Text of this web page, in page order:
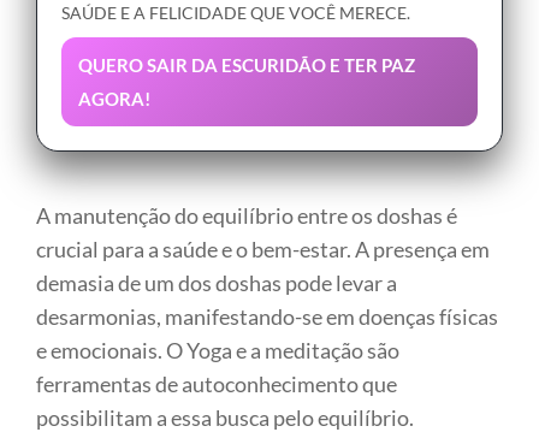
SAÚDE E A FELICIDADE QUE VOCÊ MERECE.
QUERO SAIR DA ESCURIDÃO E TER PAZ
AGORA!
A manutenção do equilíbrio entre os doshas é
crucial para a saúde e o bem-estar. A presença em
demasia de um dos doshas pode levar a
desarmonias, manifestando-se em doenças físicas
e emocionais. O Yoga e a meditação são
ferramentas de autoconhecimento que
possibilitam a essa busca pelo equilíbrio.